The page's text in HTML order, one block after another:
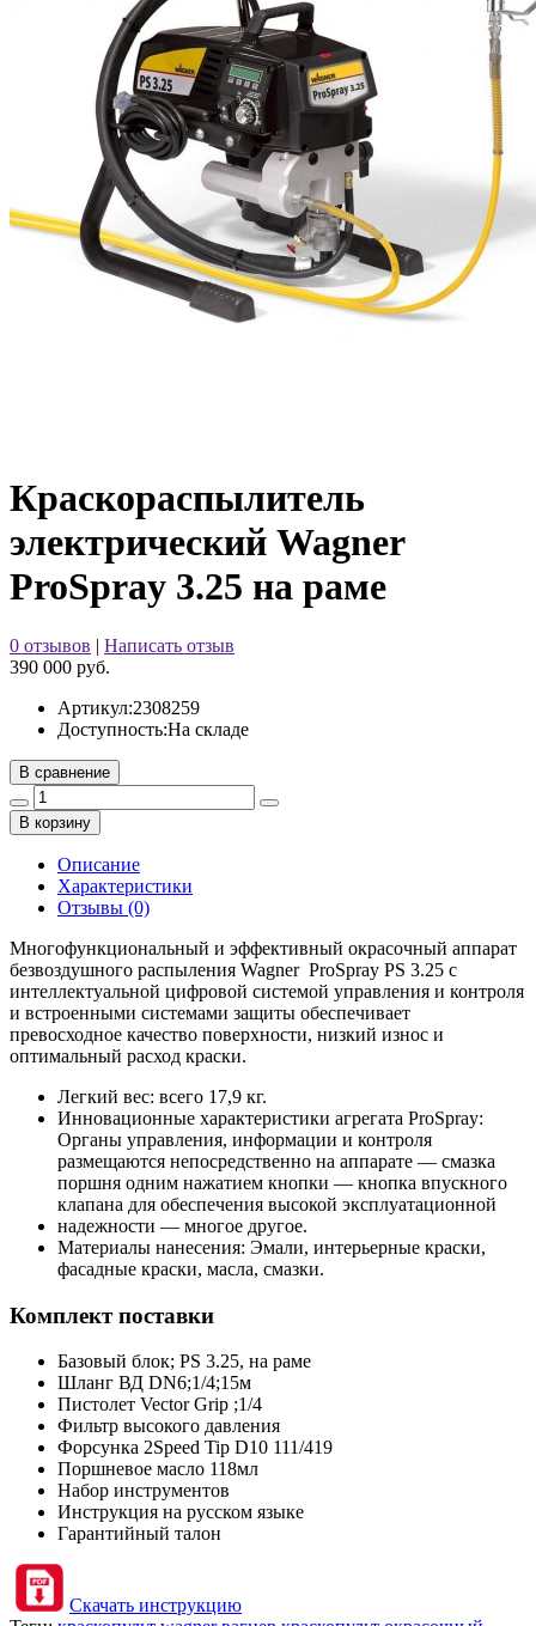
Краскораспылитель
электрический Wagner
ProSpray 3.25 на раме
0 отзывов | Написать отзыв
390 000 руб.
Артикул:2308259
Доступность:На складе
В сравнение
В корзину
Описание
Характеристики
Отзывы (0)
Многофункциональный и эффективный окрасочный аппарат
безвоздушного распыления Wagner ProSpray PS 3.25 с
интеллектуальной цифровой системой управления и контроля
и встроенными системами защиты обеспечивает
превосходное качество поверхности, низкий износ и
оптимальный расход краски.
Легкий вес: всего 17,9 кг.
Инновационные характеристики агрегата ProSpray:
Органы управления, информации и контроля
размещаются непосредственно на аппарате — смазка
поршня одним нажатием кнопки — кнопка впускного
клапана для обеспечения высокой эксплуатационной
надежности — многое другое.
Материалы нанесения: Эмали, интерьерные краски,
фасадные краски, масла, смазки.
Комплект поставки
Базовый блок; PS 3.25, на раме
Шланг ВД DN6;1/4;15м
Пистолет Vector Grip ;1/4
Фильтр высокого давления
Форсунка 2Speed Tip D10 111/419
Поршневое масло 118мл
Набор инструментов
Инструкция на русском языке
Гарантийный талон
Скачать инструкцию